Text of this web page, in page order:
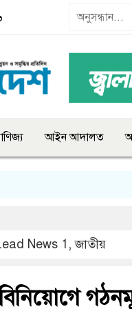
আইন আদালত
News 1 ,জাতীয়
বিনিয়োগে